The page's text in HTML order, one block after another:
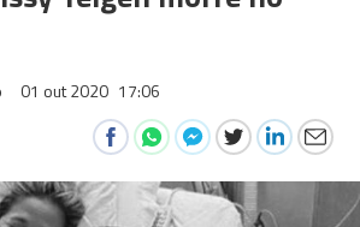
01 out 2020 17:06